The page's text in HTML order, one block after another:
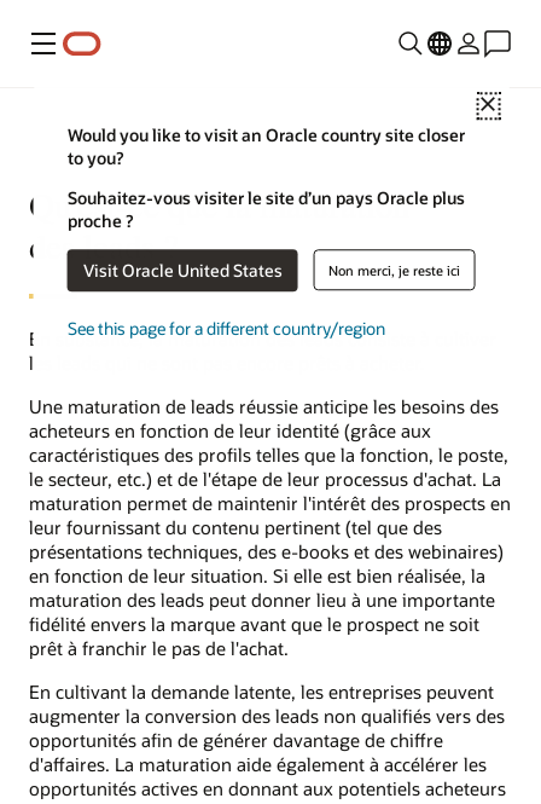
Menu
Close
Would you like to visit an Oracle country site closer
to you?
Souhaitez-vous visiter le site d’un pays Oracle plus
proche ?
Visit Oracle United States Non merci, je reste ici
See this page for a different country/region
Qu'est-ce que la maturation
des leads ?
En substance, la maturation des leads consiste à cultiver
les leads qui ne sont pas encore prêts à acheter.
Une maturation de leads réussie anticipe les besoins des
acheteurs en fonction de leur identité (grâce aux
caractéristiques des profils telles que la fonction, le poste,
le secteur, etc.) et de l'étape de leur processus d'achat. La
maturation permet de maintenir l'intérêt des prospects en
leur fournissant du contenu pertinent (tel que des
présentations techniques, des e-books et des webinaires)
en fonction de leur situation. Si elle est bien réalisée, la
maturation des leads peut donner lieu à une importante
fidélité envers la marque avant que le prospect ne soit
prêt à franchir le pas de l'achat.
En cultivant la demande latente, les entreprises peuvent
augmenter la conversion des leads non qualifiés vers des
opportunités afin de générer davantage de chiffre
d'affaires. La maturation aide également à accélérer les
opportunités actives en donnant aux potentiels acheteurs